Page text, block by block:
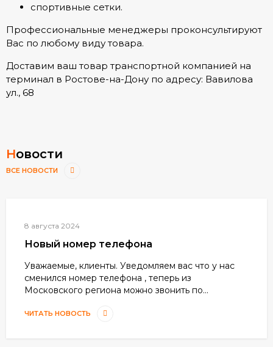
спортивные сетки.
Профессиональные менеджеры проконсультируют
Вас по любому виду товара.
Доставим ваш товар транспортной компанией на
терминал в Ростове-на-Дону по адресу: Вавилова
ул., 68
Новости
ВСЕ НОВОСТИ
8 августа 2024
Новый номер телефона
Уважаемые, клиенты. Уведомляем вас что у нас
сменился номер телефона , теперь из
Московского региона можно звонить по...
ЧИТАТЬ НОВОСТЬ